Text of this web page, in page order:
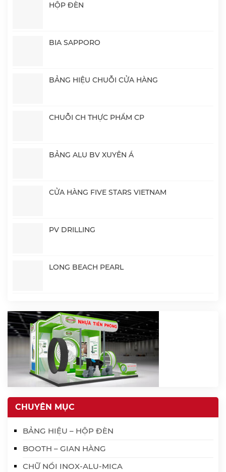
HỘP ĐÈN
BIA SAPPORO
BẢNG HIỆU CHUỖI CỬA HÀNG
CHUỖI CH THỰC PHẨM CP
BẢNG ALU BV XUYÊN Á
CỬA HÀNG FIVE STARS VIETNAM
PV DRILLING
LONG BEACH PEARL
CHUYÊN MỤC
BẢNG HIỆU – HỘP ĐÈN
BOOTH – GIAN HÀNG
CHỮ NỔI INOX-ALU-MICA